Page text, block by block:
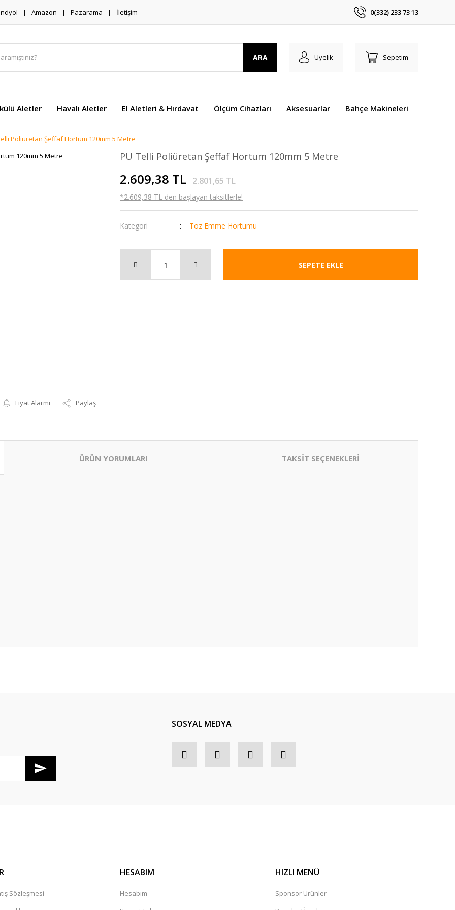
Amazon Pazarama İletişim 0(332) 233 73 13
ARA Üyelik Sepetim
Aletler Havalı Aletler El Aletleri & Hırdavat Ölçüm Cihazları Aksesuarlar Bahçe Makineleri
Poliüretan Şeffaf Hortum 120mm 5 Metre
Fiyat Alarmı Paylaş
PU Telli Poliüretan Şeffaf Hortum 120mm 5 Metre
2.609,38 TL 2.801,65 TL
*2.609,38 TL den başlayan taksitlerle!
Kategori Toz Emme Hortumu
SEPETE EKLE
ÜRÜN YORUMLARI TAKSİT SEÇENEKLERİ
SOSYAL MEDYA
Sözleşmesi
HESABIM
Hesabım
HIZLI MENÜ
Sponsor Ürünler